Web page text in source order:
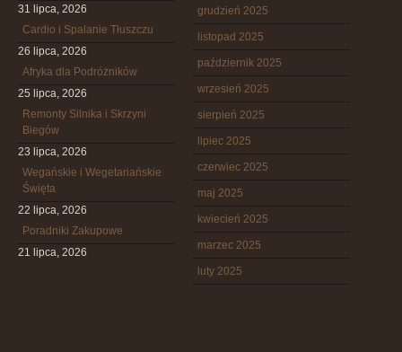
31 lipca, 2026
Cardio i Spalanie Tłuszczu
26 lipca, 2026
Afryka dla Podróżników
25 lipca, 2026
Remonty Silnika i Skrzyni
Biegów
23 lipca, 2026
Wegańskie i Wegetariańskie
Święta
22 lipca, 2026
Poradniki Zakupowe
21 lipca, 2026
grudzień 2025
listopad 2025
październik 2025
wrzesień 2025
sierpień 2025
lipiec 2025
czerwiec 2025
maj 2025
kwiecień 2025
marzec 2025
luty 2025